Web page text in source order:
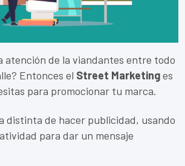
atención de la viandantes entre todo
Entonces el Street Marketinges
para promocionar tu marca.
distinta de hacer publicidad, usando
para dar un mensaje